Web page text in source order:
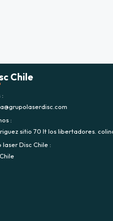
Chile
sitio 70 lt los libertadores.
Disc Chile